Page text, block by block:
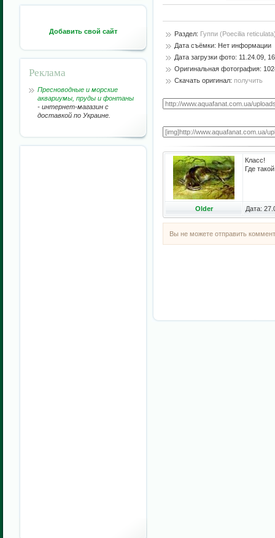
Добавить свой сайт
Реклама
Пресноводные и морские
аквариумы, пруды и фонтаны
- интернет-магазин с
доставкой по Украине.
Раздел: Гуппи (Poecilia
Дата съёмки: Нет информации
Дата загрузки фото: 11.24.09,
Оригинальная фотография:
Скачать оригинал: получить
Класс!
Где
Older Дата:
Вы не можете отправить